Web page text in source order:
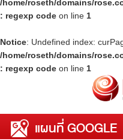
/home/roseth/domains/
: regexp code on line 1
Notice: Undefined index:
/home/roseth/domains/
: regexp code on line 1
แผนที่ GOOGLE